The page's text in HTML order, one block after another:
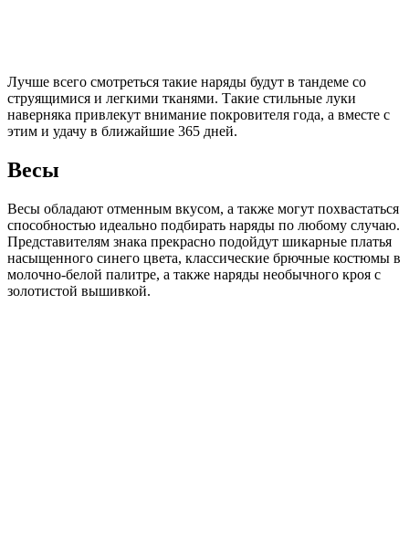
Лучше всего смотреться такие наряды будут в тандеме со
струящимися и легкими тканями. Такие стильные луки
наверняка привлекут внимание покровителя года, а вместе с
этим и удачу в ближайшие 365 дней.
Весы
Весы обладают отменным вкусом, а также могут похвастаться
способностью идеально подбирать наряды по любому случаю.
Представителям знака прекрасно подойдут шикарные платья
насыщенного синего цвета, классические брючные костюмы в
молочно-белой палитре, а также наряды необычного кроя с
золотистой вышивкой.